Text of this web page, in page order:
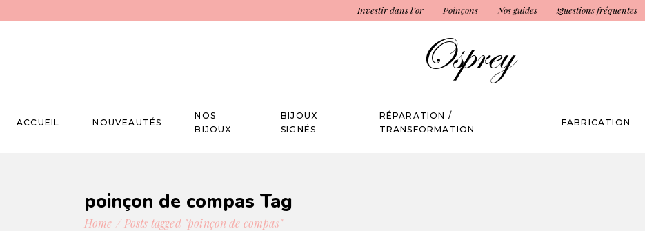
Investir dans l’or Poinçons Nos guides Questions fréquentes
ACCUEIL NOUVEAUTÉS
NOS
BIJOUX
BIJOUX
SIGNÉS
RÉPARATION /
TRANSFORMATION
FABRICATION
poinçon de compas Tag
Home Posts tagged "poinçon de compas"